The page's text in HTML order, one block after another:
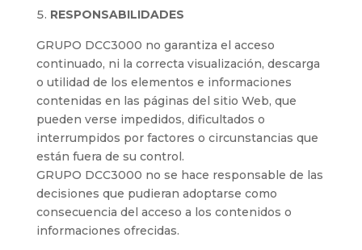
RESPONSABILIDADES
GRUPO DCC3000 no garantiza el acceso
continuado, ni la correcta visualización, descarga
o utilidad de los elementos e informaciones
contenidas en las páginas del sitio Web, que
pueden verse impedidos, dificultados o
interrumpidos por factores o circunstancias que
están fuera de su control.
GRUPO DCC3000 no se hace responsable de las
decisiones que pudieran adoptarse como
consecuencia del acceso a los contenidos o
informaciones ofrecidas.